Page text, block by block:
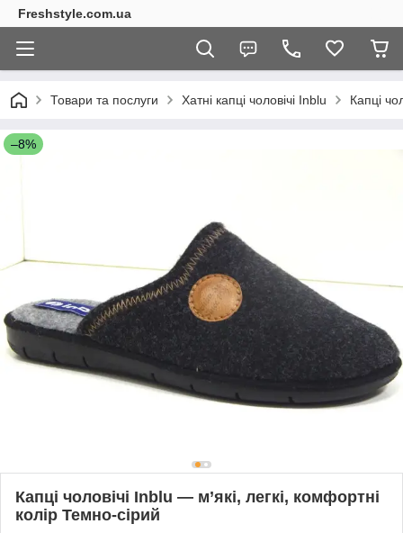
Freshstyle.com.ua
Товари та послуги Хатні капці чоловічі Inblu Капці
–8%
Капці чоловічі Inblu — м’які, легкі, комфортні
колір Темно-сірий